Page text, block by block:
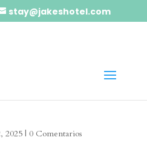
stay@jakeshotel.com
2025| 0 Comentarios